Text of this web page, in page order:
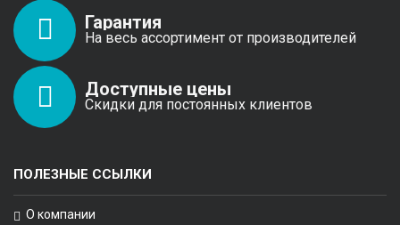
Гарантия
На весь ассортимент от производителей
Доступные цены
Скидки для постоянных клиентов
ПОЛЕЗНЫЕ ССЫЛКИ
О компании